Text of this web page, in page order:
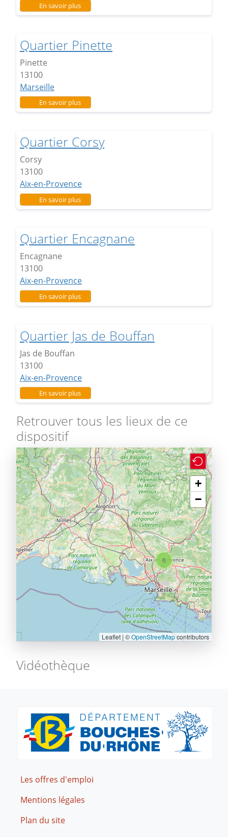
En savoir plussur Quartier Politique de la Ville
Quartier Pinette
Pinette
13100
Marseille
En savoir plussur Quartier Pinette
Quartier Corsy
Corsy
13100
Aix-en-Provence
En savoir plussur Quartier Corsy
Quartier Encagnane
Encagnane
13100
Aix-en-Provence
En savoir plussur Quartier Encagnane
Quartier Jas de Bouffan
Jas de Bouffan
13100
Aix-en-Provence
En savoir plussur Quartier Jas de Bouffan
Retrouver tous les lieux de ce
dispositif
6
+
−
Leaflet | ©OpenStreetMapcontributors
Vidéothèque
Footer
Les offres d'emploi
Mentions légales
Plan du site